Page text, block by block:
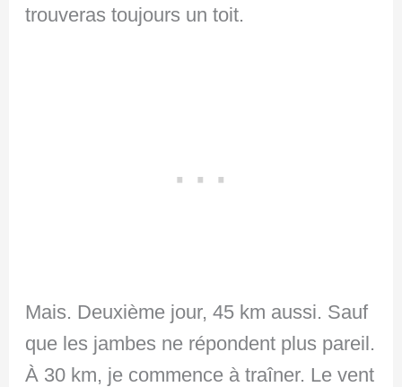
trouveras toujours un toit.
Mais. Deuxième jour, 45 km aussi. Sauf
que les jambes ne répondent plus pareil.
À 30 km, je commence à traîner. Le vent